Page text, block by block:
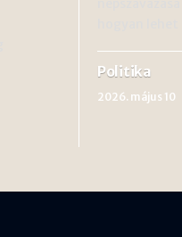
Politika
2026. május 10